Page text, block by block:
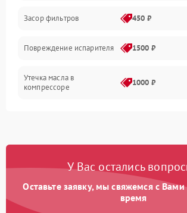
Засор фильтров 450 ₽
Повреждение испарителя 1500 ₽
Утечка масла в
компрессоре
1000 ₽
четырехходового клапана
вентилятора
750 ₽
У Вас остались
Оставьте заявку, мы свяжемся с
время